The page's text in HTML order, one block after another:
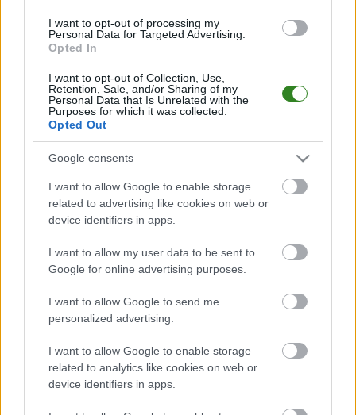
I want to opt-out of processing my
Personal Data for Targeted Advertising.
Opted In
I want to opt-out of Collection, Use,
Retention, Sale, and/or Sharing of my
Personal Data that Is Unrelated with the
Purposes for which it was collected.
Opted Out
Google consents
I want to allow Google to enable storage
related to advertising like cookies on web or
device identifiers in apps.
I want to allow my user data to be sent to
Google for online advertising purposes.
I want to allow Google to send me
personalized advertising.
I want to allow Google to enable storage
related to analytics like cookies on web or
device identifiers in apps.
2020-09-11 12:09
poprowadzi już Orła
Przeworsk!
Plan sparingów ŁKS-u
Łowisko (lato 2025)
KOMENTARZE
Uwaga!
Teraz komentarze są domyślnie ukryte, aby poprawić
komfort korzystania z serwisu. Kliknij przycisk
dyskusji.
Zobacz komentarze
NASTĘPNY ARTYKUŁ
2025-07-06 15:10
Janusz Ślączka nie jest już trenerem